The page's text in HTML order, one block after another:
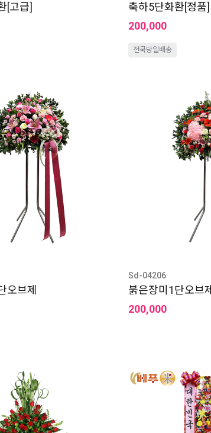
[고급]
축하5단화환[정품]
200,000
전국당일배송
오브제
Sd-04206
붉은장미1단오브제
200,000